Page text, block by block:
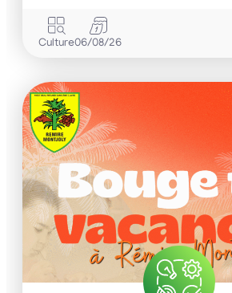
Culture06/08/26